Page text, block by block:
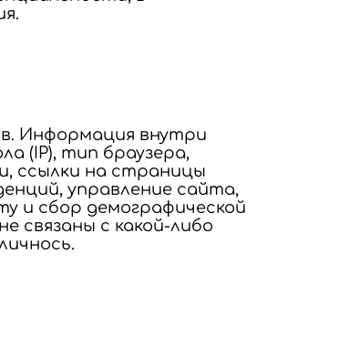
Информация внутри
(IP), тип браузера,
ссылки на страницы
управление сайта,
и сбор демографической
связаны с какой-либо